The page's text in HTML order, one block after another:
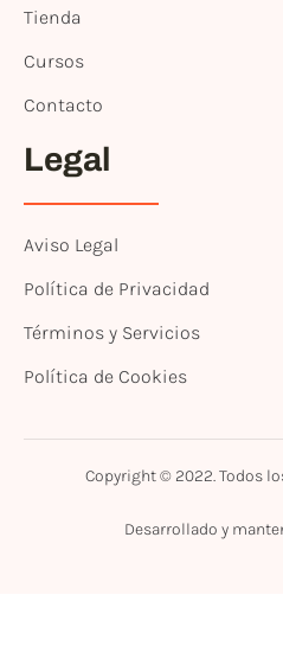
Tienda
Cursos
Contacto
Legal
Aviso Legal
Política de Privacidad
Términos y Servicios
Política de Cookies
Copyright © 2022. Todos
Desarrollado y